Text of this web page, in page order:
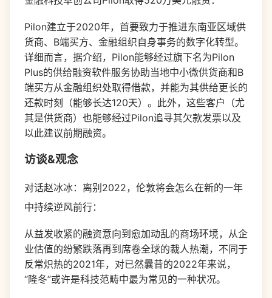
Pilon建立于2020年，首要致力于推进东南亚区域供
货商、B端买方、金融组织自身事务的数字化转型。
详细而言，据介绍，Pilon能够经过旗下名为Pilon
Plus的供给融资软件服务协助当地中小微供货商和B
端买方从金融组织处取得借款，并能为其供给更长的
还款时刻（能够长达120天）。此外，这些客户（尤
其是供货商）也能够经过Pilon追寻其欠款发票以及
以此建议前期融资。
访谈&观念
对话赵冰冰：离别2022，伦敦将会怎么在新的一年
中持续逆风前行：
从益发收紧的融资意向到愈加动乱的商场环境，从企
业估值的纷繁跌落再到席卷全球的裁人热潮，不同于
反常炽热的2021年，对已然曩昔的2022年来说，
“隆冬”或许是科技范畴中最为常见的一种状况。